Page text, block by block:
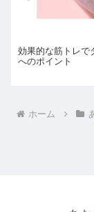
効果的な筋トレで
へのポイント
ホーム